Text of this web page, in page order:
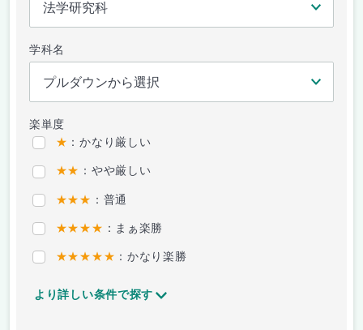
学科名
楽単度
★ ：かなり厳しい
★★ ：やや厳しい
★★★ ：普通
★★★★ ：まぁ楽勝
★★★★★ ：かなり楽勝
より詳しい条件で探す